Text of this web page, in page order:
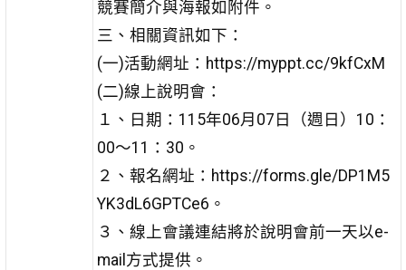
競賽簡介與海報如附件。
三、相關資訊如下：
(一)活動網址：https://myppt.cc/9kfCxM
(二)線上說明會：
１、日期：115年06月07日（週日）10：
00～11：30。
２、報名網址：https://forms.gle/DP1M5
YK3dL6GPTCe6。
３、線上會議連結將於說明會前一天以e-
mail方式提供。